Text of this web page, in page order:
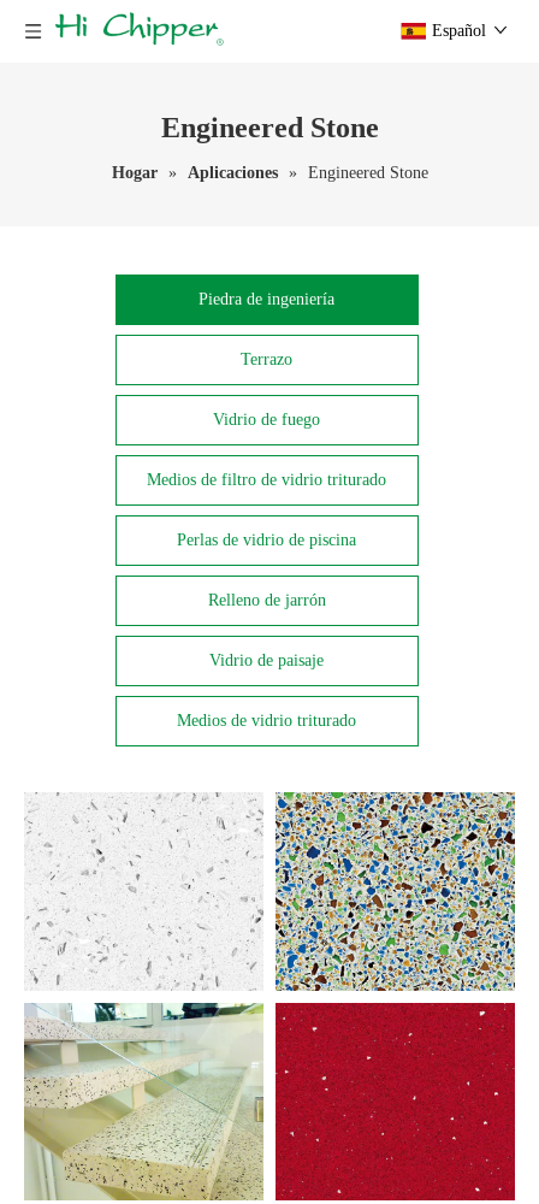
Español
Engineered Stone
Hogar » Aplicaciones » Engineered Stone
Piedra de ingeniería
Terrazo
Vidrio de fuego
Medios de filtro de vidrio triturado
Perlas de vidrio de piscina
Relleno de jarrón
Vidrio de paisaje
Medios de vidrio triturado